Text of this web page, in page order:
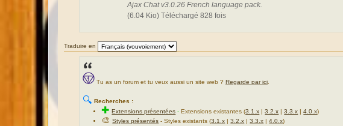
Ajax Chat v3.0.26 French language pack.
(6.04 Kio) Téléchargé 828 fois
Traduire en
Tu as un forum et tu veux aussi un site web ? Regarde par ici
🔍 Recherches :
✚Extensions présentées -Extensions existantes (3.1.x |3.2.x |3.3.x |4.0.x)
🎨Styles présentés - Styles existants (3.1.x |3.2.x |3.3.x |4.0.x)